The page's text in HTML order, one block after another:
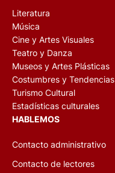
Literatura
Música
Cine y Artes Visuales
Teatro y Danza
Museos y Artes Plásticas
Costumbres y Tendencias
Turismo Cultural
Estadísticas culturales
HABLEMOS
Contacto administrativo
Contacto de lectores